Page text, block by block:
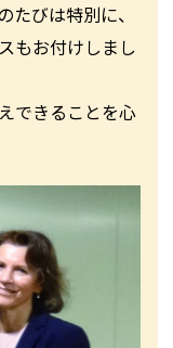
びは特別に、
もお付けしまし
できることを心